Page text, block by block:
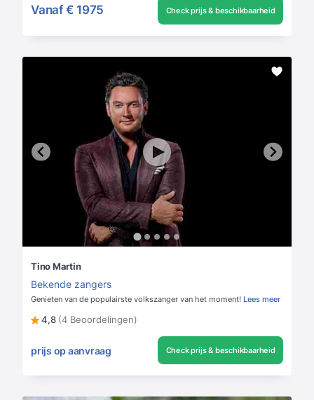
Vanaf € 1975 Check prijs & beschikbaarheid
Tino Martin
Bekende zangers
Genieten van de populairste volkszanger van het moment! Lees meer
4,8 (4 Beoordelingen)
prijs op aanvraag Check prijs & beschikbaarheid